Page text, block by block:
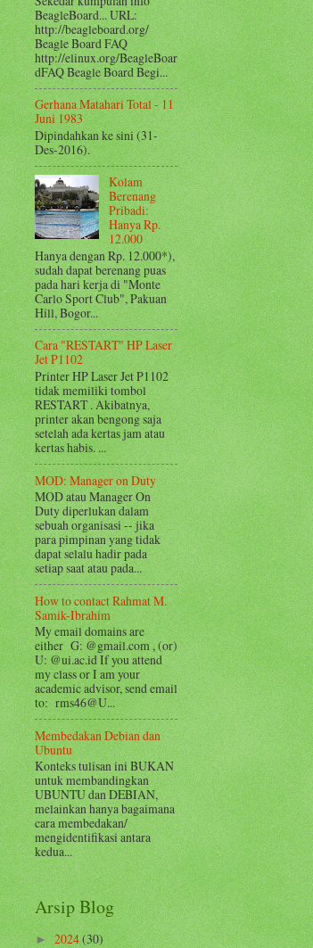
BeagleBoard... URL:
http://beagleboard.org/
Beagle Board FAQ
http://elinux.org/BeagleBoar
dFAQ Beagle Board Begi...
Gerhana Matahari Total - 11
Juni 1983
Dipindahkan ke sini (31-
Des-2016).
Kolam
Berenang
Pribadi:
Hanya Rp.
12.000
Hanya dengan Rp. 12.000*),
sudah dapat berenang puas
pada hari kerja di "Monte
Carlo Sport Club", Pakuan
Hill, Bogor...
Cara "RESTART" HP Laser
Jet P1102
Printer HP Laser Jet P1102
tidak memiliki tombol
RESTART . Akibatnya,
printer akan bengong saja
setelah ada kertas jam atau
kertas habis. ...
MOD: Manager on Duty
MOD atau Manager On
Duty diperlukan dalam
sebuah organisasi -- jika
para pimpinan yang tidak
dapat selalu hadir pada
setiap saat atau pada...
How to contact Rahmat M.
Samik-Ibrahim
My email domains are
either G: @gmail.com , (or)
U: @ui.ac.id If you attend
my class or I am your
academic advisor, send email
to: rms46@U...
Membedakan Debian dan
Ubuntu
Konteks tulisan ini BUKAN
untuk membandingkan
UBUNTU dan DEBIAN,
melainkan hanya bagaimana
cara membedakan/
mengidentifikasi antara
kedua...
Arsip Blog
►2024(30)